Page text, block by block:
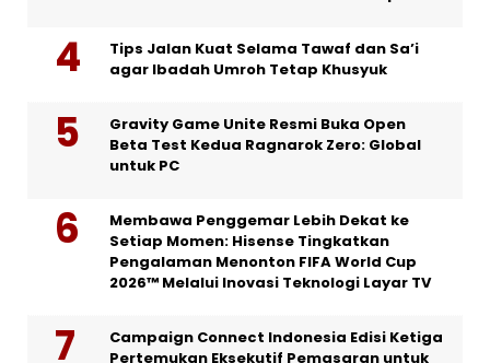
Tips Jalan Kuat Selama Tawaf dan Sa’i
agar Ibadah Umroh Tetap Khusyuk
Gravity Game Unite Resmi Buka Open
Beta Test Kedua Ragnarok Zero: Global
untuk PC
Membawa Penggemar Lebih Dekat ke
Setiap Momen: Hisense Tingkatkan
Pengalaman Menonton FIFA World Cup
2026™ Melalui Inovasi Teknologi Layar TV
Campaign Connect Indonesia Edisi Ketiga
Pertemukan Eksekutif Pemasaran untuk